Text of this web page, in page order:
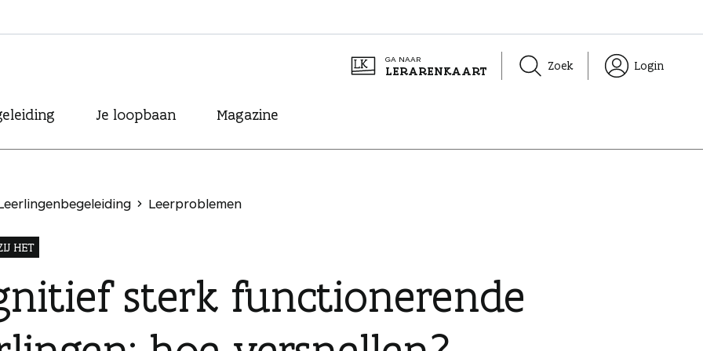
GA NAAR
LERARENKAART Zoek Login
Je loopbaan Magazine
Leerproblemen
HET
sterk functionerende